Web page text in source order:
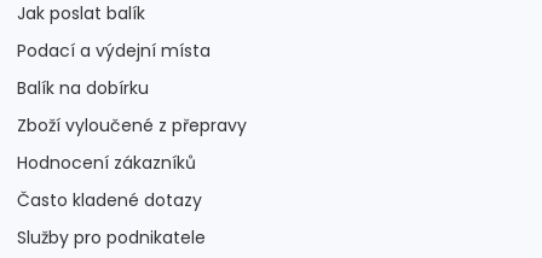
Jak poslat balík
Podací a výdejní místa
Balík na dobírku
Zboží vyloučené z přepravy
Hodnocení zákazníků
Často kladené dotazy
Služby pro podnikatele